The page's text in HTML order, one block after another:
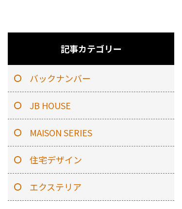
記事カテゴリー
バックナンバー
JB HOUSE
MAISON SERIES
住宅デザイン
エクステリア